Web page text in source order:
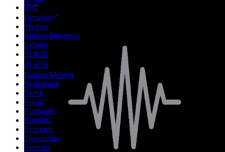
हिन्दी
Hrvatski
Magyar
Bahasa Indonesia
Italiano
日本語
한국어
Bahasa Melayu
Nederlands
Norsk
Polski
Português
Română
Русский
Slovenčina
Svenska